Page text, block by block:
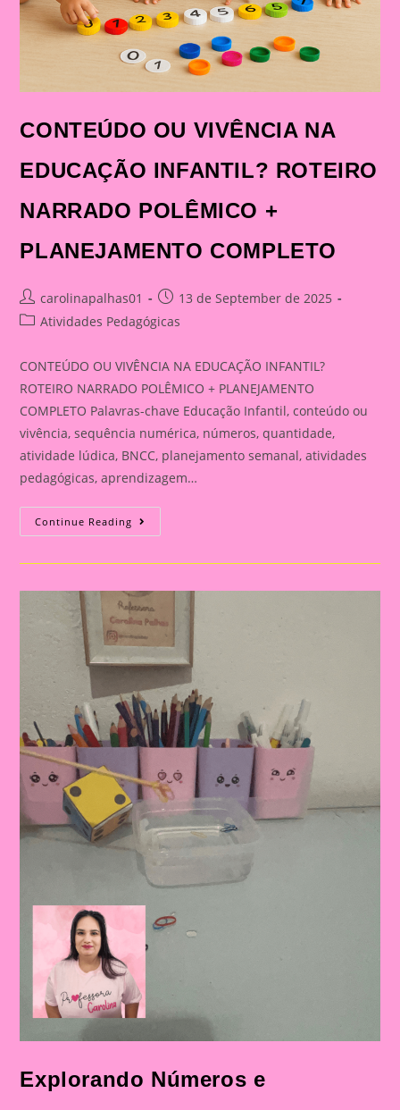
CONTEÚDO OU VIVÊNCIA NA
EDUCAÇÃO INFANTIL? ROTEIRO
NARRADO POLÊMICO +
PLANEJAMENTO COMPLETO
Post
author:
carolinapalhas01
Post
published:
13 de September de 2025
PostAtividades Pedagógicas
CONTEÚDO OU VIVÊNCIA NA EDUCAÇÃO INFANTIL?
ROTEIRO NARRADO POLÊMICO + PLANEJAMENTO
COMPLETO Palavras-chave Educação Infantil, conteúdo ou
vivência, sequência numérica, números, quantidade,
atividade lúdica, BNCC, planejamento semanal, atividades
pedagógicas, aprendizagem…
Continue Reading CONTEÚDO
OU
NA
ROTEIRO
NARRADO
POLÊMICO
+
PLANEJAMENTO
COMPLETO
Explorando Números e